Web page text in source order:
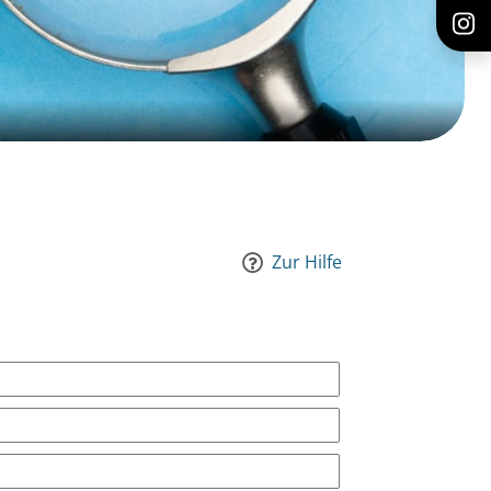
Zur Hilfe